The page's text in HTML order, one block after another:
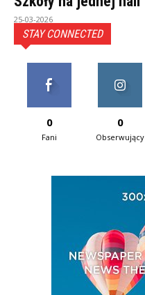
25-03-2026
STAY CONNECTED
0
Fani
0
Obserwujący